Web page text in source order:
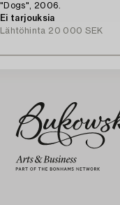
"Dogs", 2006.
Ei tarjouksia
Lähtöhinta 20 000 SEK